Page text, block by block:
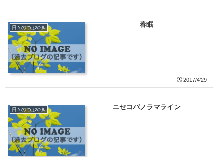
日々のつぶやき 春眠
2017/4/29
日々のつぶやき ニセコパノラマライン